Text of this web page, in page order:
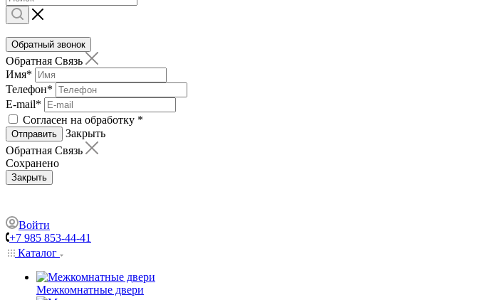
Обратный звонок
Обратная Связь
Имя*
Телефон*
E-mail*
Согласен на обработку *
Отправить
Закрыть
Обратная Связь
Сохранено
Закрыть
Войти
+7 985 853-44-41
Каталог
Межкомнатные двери